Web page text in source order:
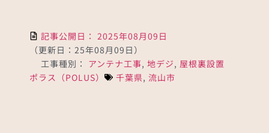
記事公開日： 2025年08月09日
（更新日：25年08月09日）
工事種別： アンテナ工事,地デジ, 屋根裏設置
ポラス（POLUS）
千葉県,流山市